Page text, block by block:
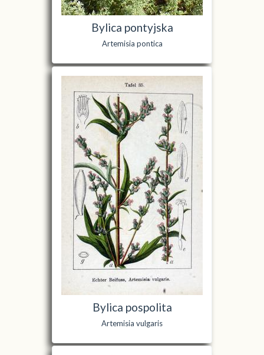
Bylica pontyjska
Artemisia pontica
Bylica pospolita
Artemisia vulgaris